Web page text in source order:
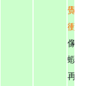
覺
衝
像
蝦
再